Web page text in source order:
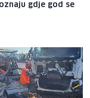
gdje god se